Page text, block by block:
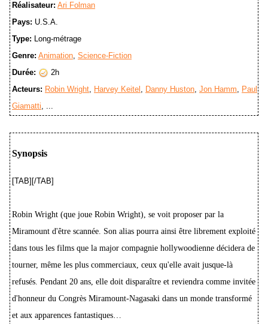
Réalisateur: Ari Folman
Pays: U.S.A.
Type: Long-métrage
Genre: Animation, Science-Fiction
Durée:
2h
Acteurs: Robin Wright, Harvey Keitel , Danny Huston, Jon Hamm, Paul
Giamatti, ...
Synopsis
[TAB][/TAB]
Robin Wright (que joue Robin Wright), se voit proposer par la
Miramount d'être scannée. Son alias pourra ainsi être librement exploité
dans tous les films que la major compagnie hollywoodienne décidera de
tourner, même les plus commerciaux, ceux qu'elle avait jusque-là
refusés. Pendant 20 ans, elle doit disparaître et reviendra comme invitée
d'honneur du Congrès Miramount-Nagasaki dans un monde transformé
et aux apparences fantastiques…